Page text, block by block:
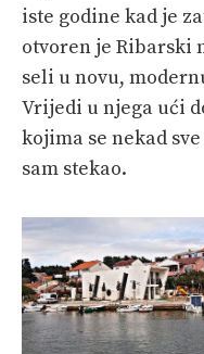
iste godine kad je
otvoren je Ribarski
seli u novu,
Vrijedi u njega ući
kojima se nekad
sam stekao.